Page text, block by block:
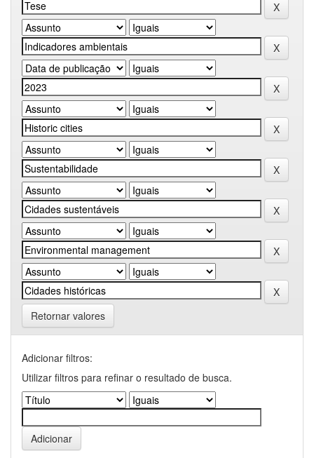
Retornar valores
Adicionar filtros:
Utilizar filtros para refinar o resultado de busca.